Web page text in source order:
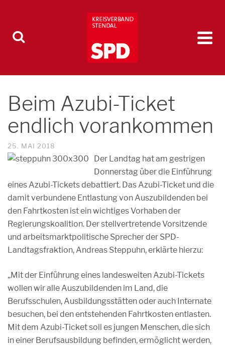
Beim Azubi-Ticket
endlich vorankommen
25. MAI 2018
Der Landtag hat am gestrigen
Donnerstag über die Einführung
eines Azubi-Tickets debattiert. Das Azubi-Ticket und die
damit verbundene Entlastung von Auszubildenden bei
den Fahrtkosten ist ein wichtiges Vorhaben der
Regierungskoalition. Der stellvertretende Vorsitzende
und arbeitsmarktpolitische Sprecher der SPD-
Landtagsfraktion, Andreas Steppuhn, erklärte hierzu:
„Mit der Einführung eines landesweiten Azubi-Tickets
wollen wir alle Auszubildenden im Land, die
Berufsschulen, Ausbildungsstätten oder auch Internate
besuchen, bei den entstehenden Fahrtkosten entlasten.
Mit dem Azubi-Ticket soll es jungen Menschen, die sich
in einer Berufsausbildung befinden, ermöglicht werden,